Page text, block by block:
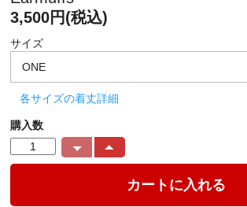
3,500円(税込)
サイズ
各サイズの着丈詳細
購入数
カートに入れる